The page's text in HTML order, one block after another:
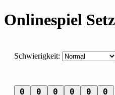
Onlinespiel
Schwierigkeit: